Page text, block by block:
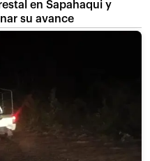
en Sapahaqui y
su avance